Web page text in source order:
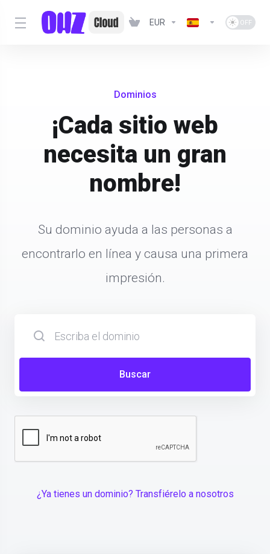
EUR
Dominios
¡Cada sitio web
necesita un gran
nombre!
Su dominio ayuda a las personas a
encontrarlo en línea y causa una primera
impresión.
Buscar
¿Ya tienes un dominio? Transfiérelo a nosotros